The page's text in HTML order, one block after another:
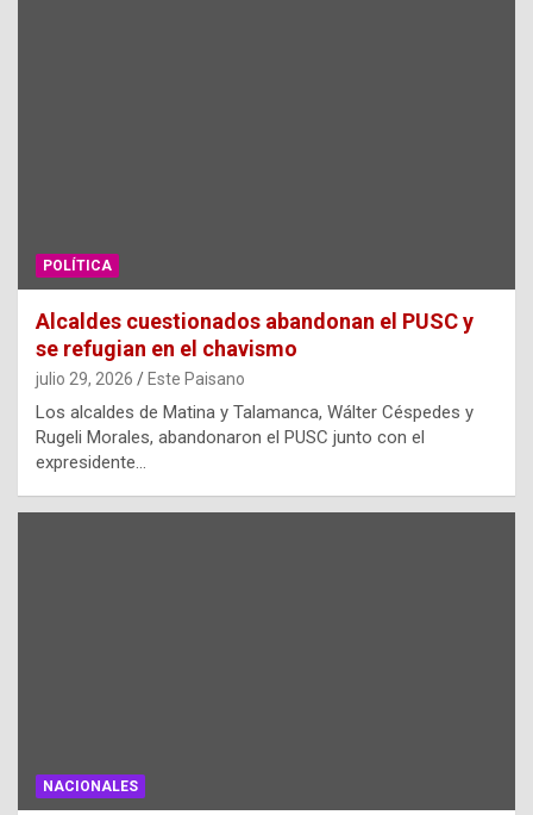
POLÍTICA
Alcaldes cuestionados abandonan el PUSC y
se refugian en el chavismo
julio 29, 2026 Este Paisano
Los alcaldes de Matina y Talamanca, Wálter Céspedes y
Rugeli Morales, abandonaron el PUSC junto con el
expresidente…
NACIONALES